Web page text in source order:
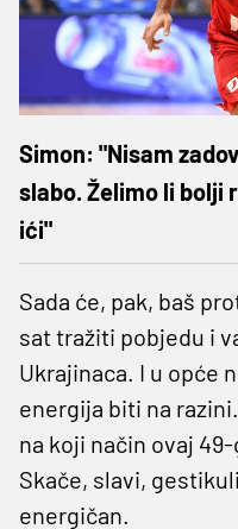
Simon: "Nisam
slabo. Želimo li bolji
ići"
Sada će, pak, baš
sat tražiti pobjedu i
Ukrajinaca. I u opće
energija biti na
na koji način ovaj
Skače, slavi,
energičan.